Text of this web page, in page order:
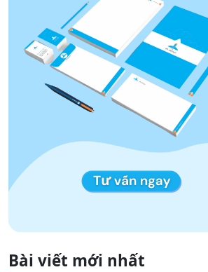
Bài viết mới nhất